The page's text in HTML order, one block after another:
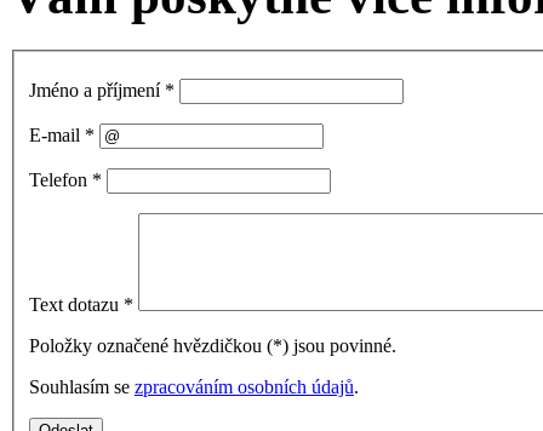
Jméno a příjmení *
E-mail *
Telefon *
Text dotazu *
Položky označené hvězdičkou (*) jsou povinné.
Souhlasím se zpracováním osobních údajů.